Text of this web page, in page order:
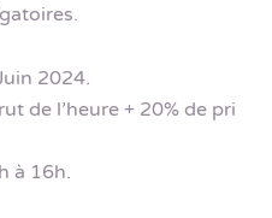
2024.
de l’heure + 20% de pri
à 16h.